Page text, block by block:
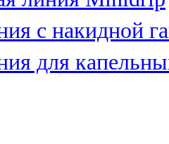
с накидной
для